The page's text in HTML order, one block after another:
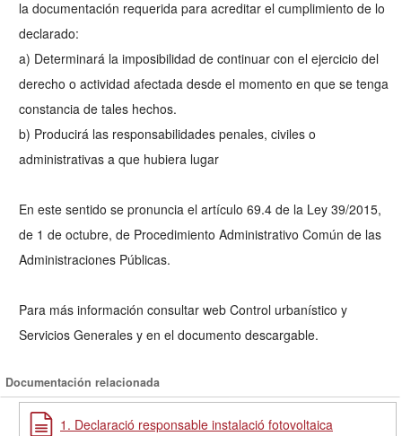
la documentación requerida para acreditar el cumplimiento de lo
declarado:
a) Determinará la imposibilidad de continuar con el ejercicio del
derecho o actividad afectada desde el momento en que se tenga
constancia de tales hechos.
b) Producirá las responsabilidades penales, civiles o
administrativas a que hubiera lugar
En este sentido se pronuncia el artículo 69.4 de la Ley 39/2015,
de 1 de octubre, de Procedimiento Administrativo Común de las
Administraciones Públicas.
Para más información consultar web Control urbanístico y
Servicios Generales y en el documento descargable.
Documentación relacionada
1. Declaració responsable instalació fotovoltaica